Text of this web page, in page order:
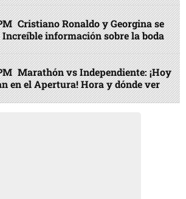
Cristiano Ronaldo y Georgina se
Increíble información sobre la boda
Marathón vs Independiente: ¡Hoy
en el Apertura! Hora y dónde ver